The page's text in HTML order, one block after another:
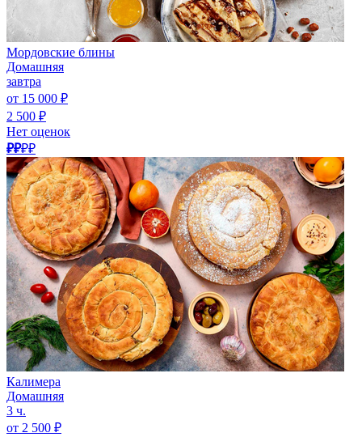
Мордовские блины
Домашняя
завтра
от 15 000 ₽
2 500 ₽
Нет оценок
₽₽₽₽
Калимера
Домашняя
3 ч.
от 2 500 ₽